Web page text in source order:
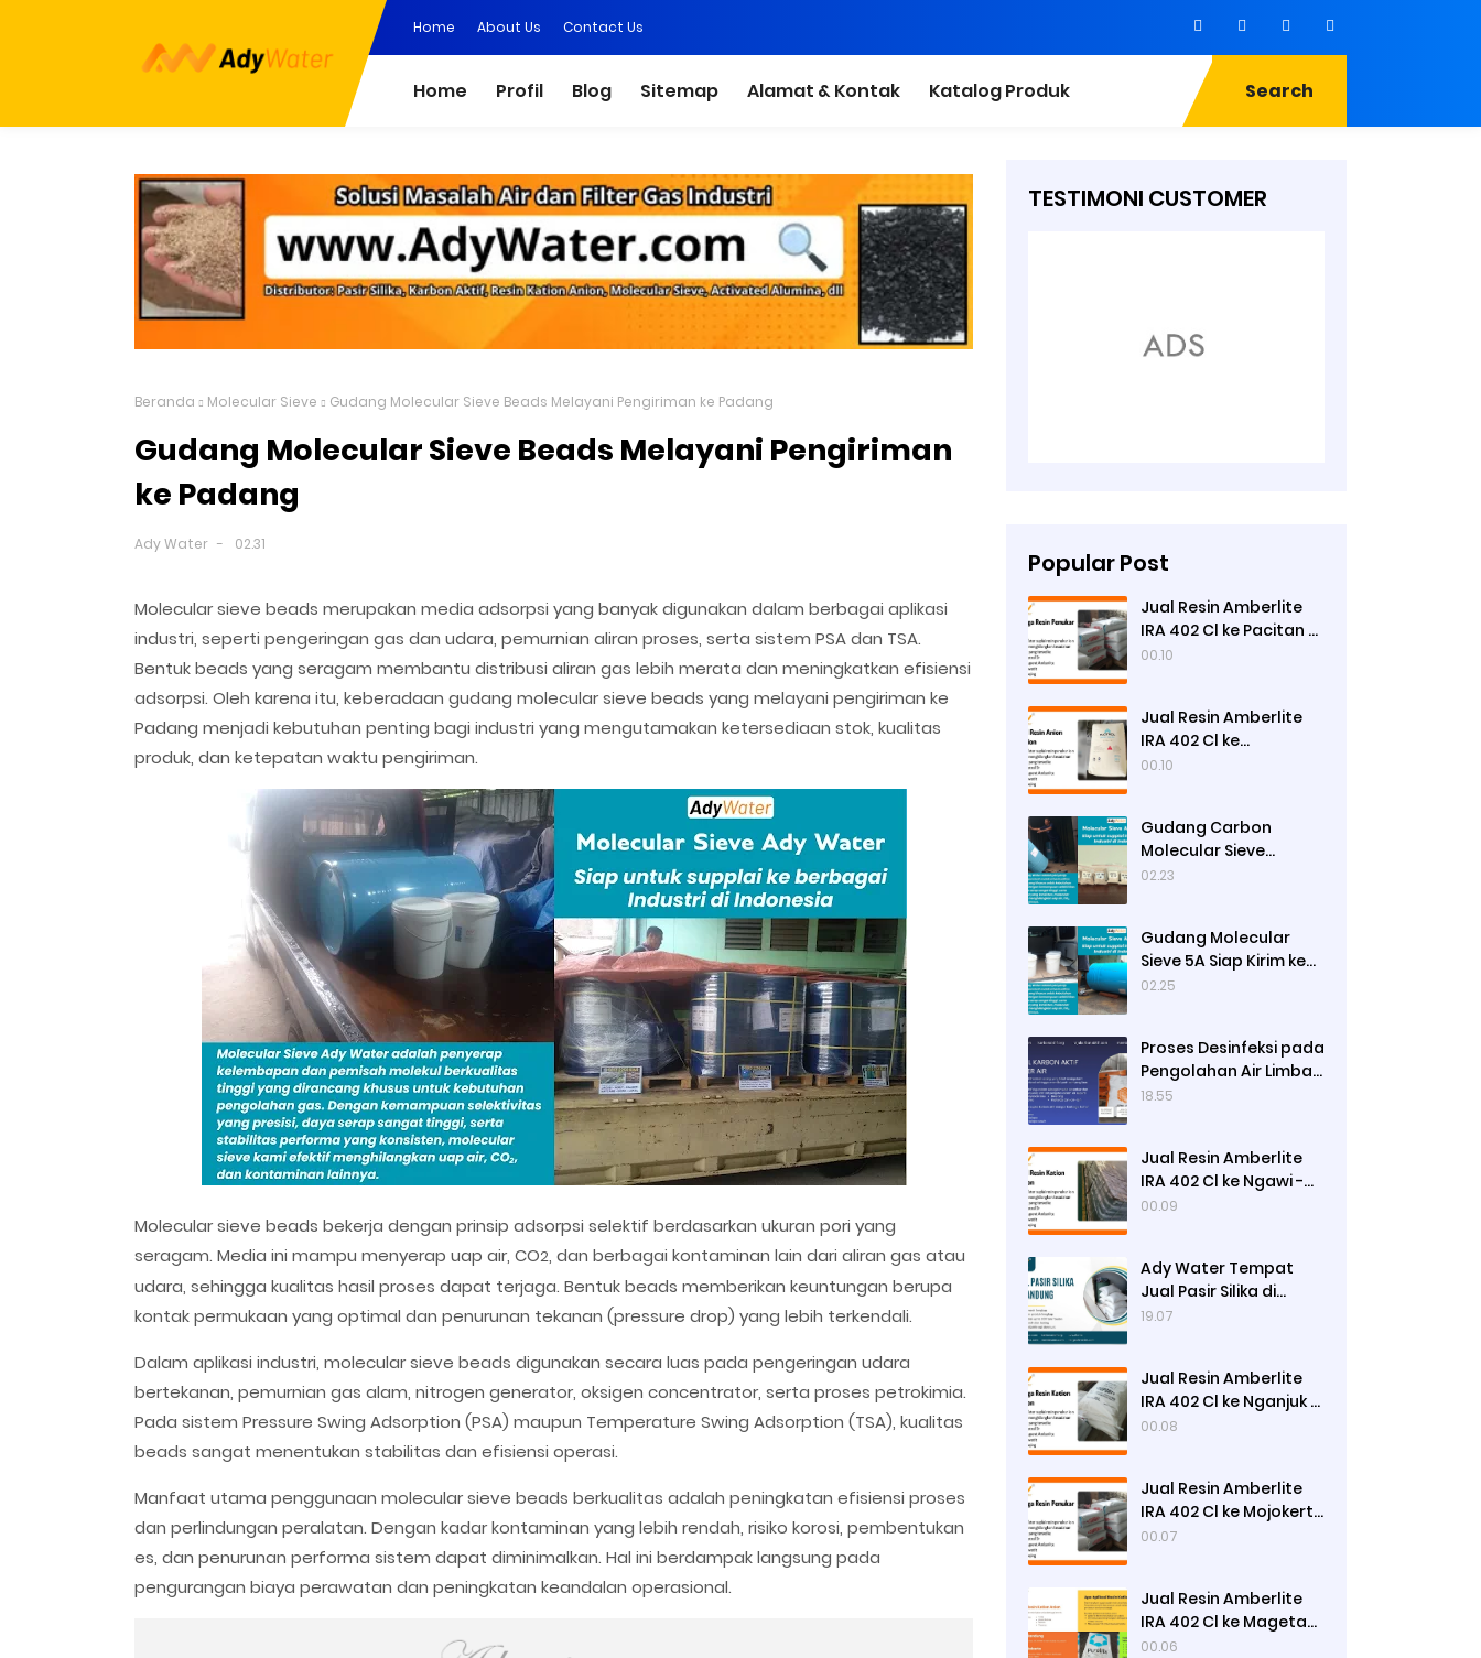
Home About Us Contact Us
Home Profil Blog Sitemap Alamat & Kontak Katalog Produk Search
Beranda Molecular Sieve Gudang Molecular Sieve Beads Melayani Pengiriman ke Padang
Gudang Molecular Sieve Beads Melayani Pengiriman
ke Padang
Ady Water 02.31
Molecular sieve beads merupakan media adsorpsi yang banyak digunakan dalam berbagai aplikasi
industri, seperti pengeringan gas dan udara, pemurnian aliran proses, serta sistem PSA dan TSA.
Bentuk beads yang seragam membantu distribusi aliran gas lebih merata dan meningkatkan efisiensi
adsorpsi. Oleh karena itu, keberadaan gudang molecular sieve beads yang melayani pengiriman ke
Padang menjadi kebutuhan penting bagi industri yang mengutamakan ketersediaan stok, kualitas
produk, dan ketepatan waktu pengiriman.
Molecular sieve beads bekerja dengan prinsip adsorpsi selektif berdasarkan ukuran pori yang
seragam. Media ini mampu menyerap uap air, CO2, dan berbagai kontaminan lain dari aliran gas atau
udara, sehingga kualitas hasil proses dapat terjaga. Bentuk beads memberikan keuntungan berupa
kontak permukaan yang optimal dan penurunan tekanan (pressure drop) yang lebih terkendali.
Dalam aplikasi industri, molecular sieve beads digunakan secara luas pada pengeringan udara
bertekanan, pemurnian gas alam, nitrogen generator, oksigen concentrator, serta proses petrokimia.
Pada sistem Pressure Swing Adsorption (PSA) maupun Temperature Swing Adsorption (TSA), kualitas
beads sangat menentukan stabilitas dan efisiensi operasi.
Manfaat utama penggunaan molecular sieve beads berkualitas adalah peningkatan efisiensi proses
dan perlindungan peralatan. Dengan kadar kontaminan yang lebih rendah, risiko korosi, pembentukan
es, dan penurunan performa sistem dapat diminimalkan. Hal ini berdampak langsung pada
pengurangan biaya perawatan dan peningkatan keandalan operasional.
TESTIMONI CUSTOMER
Popular Post
Jual Resin Amberlite
IRA 402 Cl ke Pacitan -
Ady Water
00.10
Jual Resin Amberlite
IRA 402 Cl ke
Pamekasan - Ady
00.10
Gudang Carbon
Molecular Sieve
Nitrogen Generation
02.23
Gudang Molecular
Sieve 5A Siap Kirim ke
Bengkulu Utara
02.25
Proses Desinfeksi pada
Pengolahan Air Limbah
Menggunakan Kaporit
18.55
Jual Resin Amberlite
IRA 402 Cl ke Ngawi -
Ady Water
00.09
Ady Water Tempat
Jual Pasir Silika di
Surabaya, Bisa Kirim ke
19.07
Jual Resin Amberlite
IRA 402 Cl ke Nganjuk -
Ady Water
00.08
Jual Resin Amberlite
IRA 402 Cl ke Mojokerto
- Ady Water
00.07
Jual Resin Amberlite
IRA 402 Cl ke Magetan
- Ady Water
00.06